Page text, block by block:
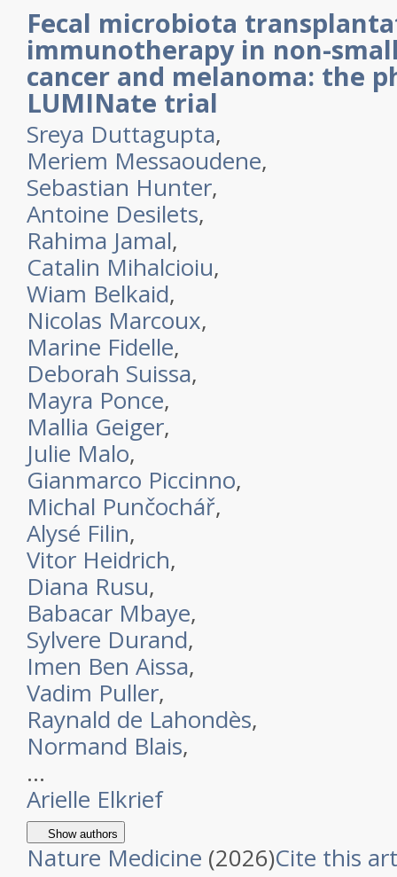
Fecal microbiota
immunotherapy in non-
cancer and melanoma: the
LUMINate trial
Sreya Duttagupta,
Meriem Messaoudene,
Sebastian Hunter,
Antoine Desilets,
Rahima Jamal,
Catalin Mihalcioiu,
Wiam Belkaid,
Nicolas Marcoux,
Marine Fidelle,
Deborah Suissa,
Mayra Ponce,
Mallia Geiger,
Julie Malo,
Gianmarco Piccinno,
Michal Punčochář,
Alysé Filin,
Vitor Heidrich,
Diana Rusu,
Babacar Mbaye,
Sylvere Durand,
Imen Ben Aissa,
Vadim Puller,
Raynald de Lahondès,
Normand Blais,
…
Arielle Elkrief
Show authors
Nature Medicine (2026)Cite this